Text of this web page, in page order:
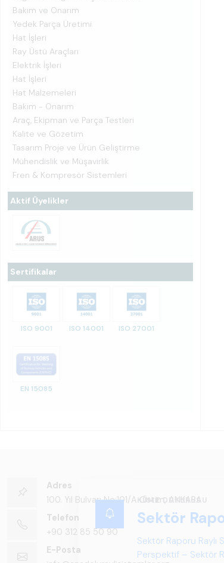
Bakım ve Onarım
Yedek Parça Üretimi
Hat İşleri
Ray Üstü Araçları
Elektrik İşleri
Hat İşleri
Hat Malzemeleri
Bakım - Onarım
Araç, Ekipman ve Parça Testleri
Kalite ve Gözetim
Tasarım Proje ve Ürün Geliştirme
Mühendislik ve Müşavirlik
Fren & Kompresör Sistemleri
Aktif Üyelikler
Sertifikalar
ISO 9001 ISO 14001 ISO 27001
EN 15085
KÜME DUYURUSU
Sektör
Sektör Raporu Raylı
Perspektif – Sektör
Adres
100. Yıl Bulvarı No:101/A Ostim, ANKARA
Telefon
+90 312 85 50 90
E-Posta